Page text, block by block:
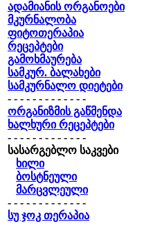
ადამიანის ორგანოები
მკურნალობა
ფიტოთერაპია
რეცეპტები
გამოხმაურება
სამკურ. ბალახები
სამკურნალო დიეტები
- - - - - - - - - - - - -
ორგანიზმის გაწმენდა
ხალხური რეცეპტები
- - - - - - - - - - - - -
სასარგებლო საკვები
ხილი
ბოსტნეული
მარცვლეული
- - - - - - - - - - - - -
სუ ჯოკ თერაპია